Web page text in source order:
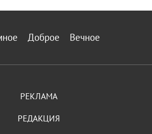
Доброе Вечное
РЕКЛАМА
РЕДАКЦИЯ